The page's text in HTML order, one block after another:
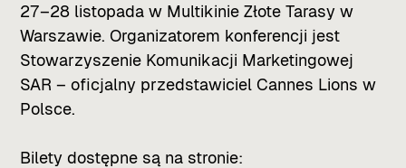
27–28 listopada w Multikinie Złote Tarasy w
Warszawie. Organizatorem konferencji jest
Stowarzyszenie Komunikacji Marketingowej
SAR – oficjalny przedstawiciel Cannes Lions w
Polsce.
Bilety dostępne są na stronie: